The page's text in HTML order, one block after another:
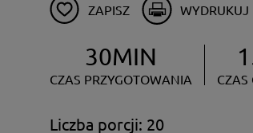
ZAPISZ WYDRUKUJ
30MIN
CZAS PRZYGOTOWANIA
Liczba porcji: 20